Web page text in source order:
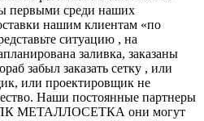
первыми среди наших
нашим клиентам «по
ситуацию , на
заливка, заказаны
забыл заказать сетку , или
или проектировщик не
Наши постоянные партнеры
МЕТАЛЛОСЕТКА они могут